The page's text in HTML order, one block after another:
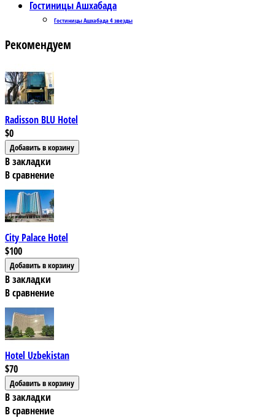
Гостиницы Ашхабада
Гостиницы Ашхабада 4 звезды
Рекомендуем
Radisson BLU Hotel
$0
В закладки
В сравнение
City Palace Hotel
$100
В закладки
В сравнение
Hotel Uzbekistan
$70
В закладки
В сравнение